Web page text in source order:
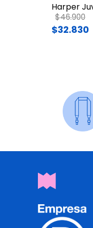
Harper
Price
$46.900to
$32.830